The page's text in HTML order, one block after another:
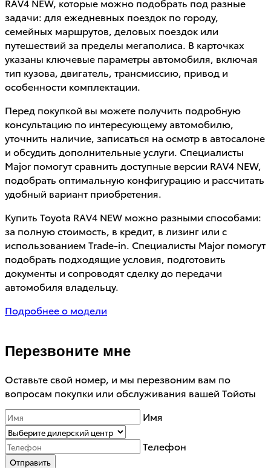
задачи: для ежедневных поездок по городу,
семейных маршрутов, деловых поездок или
путешествий за пределы мегаполиса. В карточках
указаны ключевые параметры автомобиля, включая
тип кузова, двигатель, трансмиссию, привод и
особенности комплектации.
Перед покупкой вы можете получить подробную
консультацию по интересующему автомобилю,
уточнить наличие, записаться на осмотр в автосалоне
и обсудить дополнительные услуги. Специалисты
Major помогут сравнить доступные версии RAV4 NEW,
подобрать оптимальную конфигурацию и рассчитать
удобный вариант приобретения.
Купить Toyota RAV4 NEW можно разными способами:
за полную стоимость, в кредит, в лизинг или с
использованием Trade-in. Специалисты Major помогут
подобрать подходящие условия, подготовить
документы и сопроводят сделку до передачи
автомобиля владельцу.
Подробнее о модели
Перезвоните мне
Оставьте свой номер, и мы перезвоним вам по
вопросам покупки или обслуживания вашей Тойоты
Имя
Телефон
Отправить